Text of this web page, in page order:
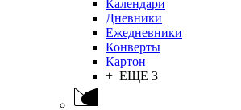
Календари
Дневники
Ежедневники
Конверты
Картон
+ ЕЩЕ 3